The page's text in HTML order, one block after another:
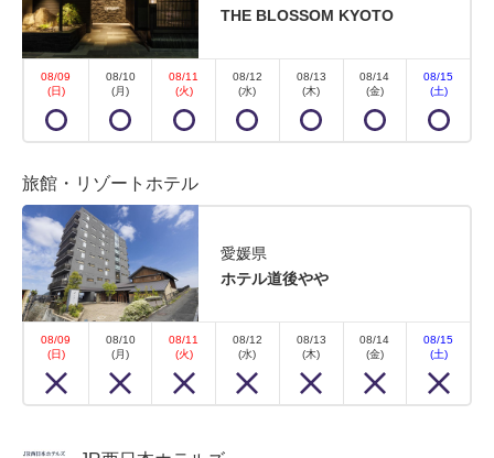
THE BLOSSOM KYOTO
08/09
(日)
08/10
(月)
08/11
(火)
08/12
(水)
08/13
(木)
08/14
(金)
08/15
(土)
旅館・リゾートホテル
愛媛県
ホテル道後やや
08/09
(日)
08/10
(月)
08/11
(火)
08/12
(水)
08/13
(木)
08/14
(金)
08/15
(土)